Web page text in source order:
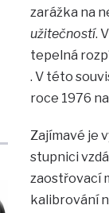
zarážka na
užitečností.
tepelná
. V této
roce 1976
Zajímavé je
stupnici
zaostřovací
kalibrování